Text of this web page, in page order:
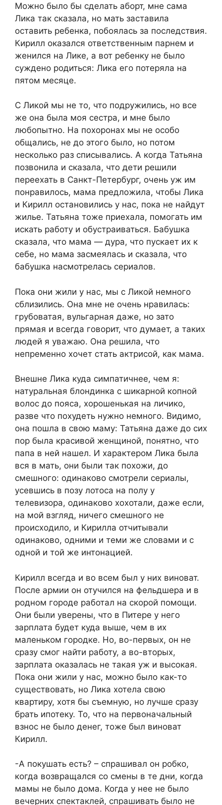
Можно было бы сделать аборт, мне сама
Лика так сказала, но мать заставила
оставить ребенка, побоялась за последствия.
Кирилл оказался ответственным парнем и
женился на Лике, а вот ребенку не было
суждено родиться: Лика его потеряла на
пятом месяце.
С Ликой мы не то, что подружились, но все
же она была моя сестра, и мне было
любопытно. На похоронах мы не особо
общались, не до этого было, но потом
несколько раз списывались. А когда Татьяна
позвонила и сказала, что дети решили
переехать в Санкт-Петербург, очень уж им
понравилось, мама предложила, чтобы Лика
и Кирилл остановились у нас, пока не найдут
жилье. Татьяна тоже приехала, помогать им
искать работу и обустраиваться. Бабушка
сказала, что мама — дура, что пускает их к
себе, но мама засмеялась и сказала, что
бабушка насмотрелась сериалов.
Пока они жили у нас, мы с Ликой немного
сблизились. Она мне не очень нравилась:
грубоватая, вульгарная даже, но зато
прямая и всегда говорит, что думает, а таких
людей я уважаю. Она решила, что
непременно хочет стать актрисой, как мама.
Внешне Лика куда симпатичнее, чем я:
натуральная блондинка с шикарной копной
волос до пояса, хорошенькая на личико,
разве что похудеть нужно немного. Видимо,
она пошла в свою маму: Татьяна даже до сих
пор была красивой женщиной, понятно, что
папа в ней нашел. И характером Лика была
вся в мать, они были так похожи, до
смешного: одинаково смотрели сериалы,
усевшись в позу лотоса на полу у
телевизора, одинаково хохотали, даже если,
на мой взгляд, ничего смешного не
происходило, и Кирилла отчитывали
одинаково, одними и теми же словами и с
одной и той же интонацией.
Кирилл всегда и во всем был у них виноват.
После армии он отучился на фельдшера и в
родном городе работал на скорой помощи.
Они были уверены, что в Питере у него
зарплата будет куда выше, чем в их
маленьком городке. Но, во-первых, он не
сразу смог найти работу, а во-вторых,
зарплата оказалась не такая уж и высокая.
Пока они жили у нас, можно было как-то
существовать, но Лика хотела свою
квартиру, хотя бы съемную, но лучше сразу
брать ипотеку. То, что на первоначальный
взнос не было денег, тоже был виноват
Кирилл.
-А покушать есть? – спрашивал он робко,
когда возвращался со смены в те дни, когда
мамы не было дома. Когда у нее не было
вечерних спектаклей, спрашивать было не